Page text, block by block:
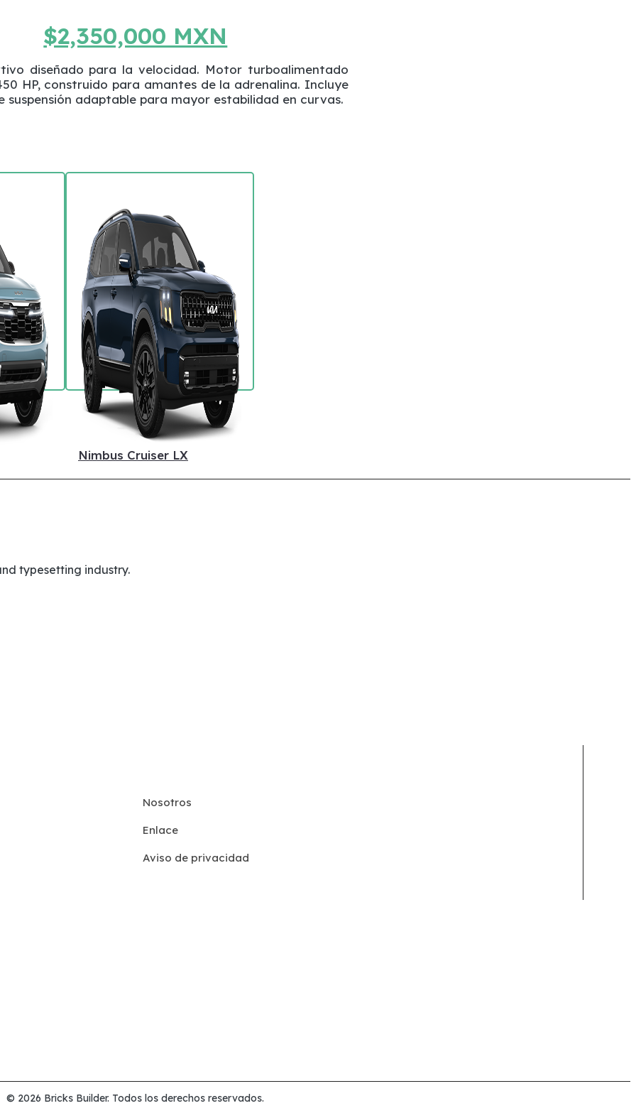
$2,350,000 MXN
diseñado para la velocidad. Motor turboalimentado
HP, construido para amantes de la adrenalina. Incluye
suspensión adaptable para mayor estabilidad en curvas.
Nimbus Cruiser LX
typesetting industry.
Nosotros
Enlace
Aviso de privacidad
© 2026 Bricks Builder. Todos los derechos reservados.